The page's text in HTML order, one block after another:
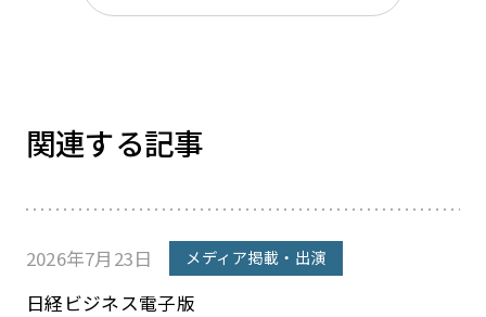
関連する記事
2026年7月23日 メディア掲載・出演
日経ビジネス電子版